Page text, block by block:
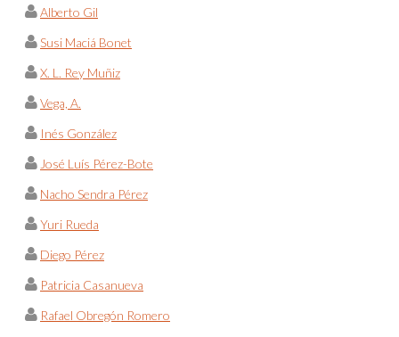
Alberto Gil
Susi Maciá Bonet
X. L. Rey Muñiz
Vega, A.
Inés González
José Luís Pérez-Bote
Nacho Sendra Pérez
Yuri Rueda
Diego Pérez
Patricia Casanueva
Rafael Obregón Romero